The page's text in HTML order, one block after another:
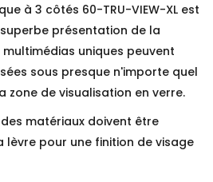
à 3 côtés 60-TRU-VIEW-XL est
présentation de la
uniques peuvent
sous presque n'importe quel
zone de visualisation en verre.
matériaux doivent être
lèvre pour une finition de visage